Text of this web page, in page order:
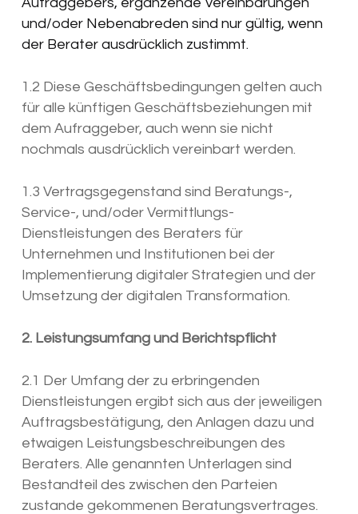
und/oder Nebenabreden sind nur gültig, wenn
der Berater ausdrücklich zustimmt.
1.2 Diese Geschäftsbedingungen gelten auch
für alle künftigen Geschäftsbeziehungen mit
dem Aufraggeber, auch wenn sie nicht
nochmals ausdrücklich vereinbart werden.
1.3 Vertragsgegenstand sind Beratungs-,
Service-, und/oder Vermittlungs-
Dienstleistungen des Beraters für
Unternehmen und Institutionen bei der
Implementierung digitaler Strategien und der
Umsetzung der digitalen Transformation.
2. Leistungsumfang und Berichtspflicht
2.1 Der Umfang der zu erbringenden
Dienstleistungen ergibt sich aus der jeweiligen
Auftragsbestätigung, den Anlagen dazu und
etwaigen Leistungsbeschreibungen des
Beraters. Alle genannten Unterlagen sind
Bestandteil des zwischen den Parteien
zustande gekommenen Beratungsvertrages.